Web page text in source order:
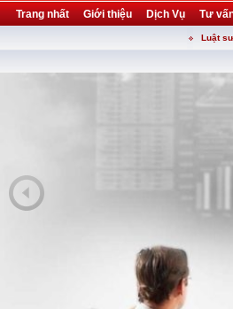
Trang nhất Giới thiệu Dịch Vụ Tư
utility
Luật